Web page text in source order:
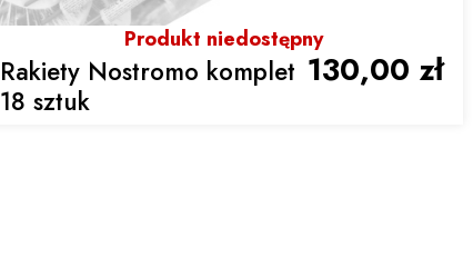
Produkt niedostępny
Rakiety Nostromo komplet
18 sztuk
130,00 zł